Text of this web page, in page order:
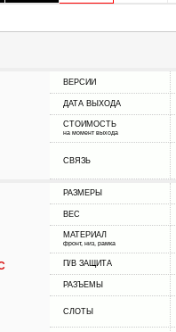
ВЕРСИИ
ДАТА ВЫХОДА
СТОИМОСТЬ
на момент выхода
СВЯЗЬ
РАЗМЕРЫ
ВЕС
МАТЕРИАЛ
фронт, низ, рамка
П/В ЗАЩИТА
РАЗЪЕМЫ
СЛОТЫ